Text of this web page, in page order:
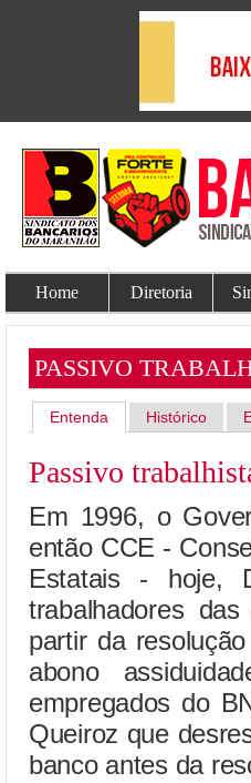
Home Diretoria
PASSIVO
Entenda Histórico
Passivo
Em 1996, o
então CCE -
Estatais - hoje,
trabalhadores
partir da
abono
empregados do
Queiroz que
banco antes da